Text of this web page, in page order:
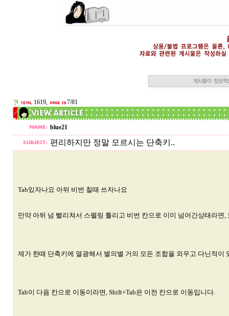
1619, 7/81
blue21
편리하지만 정말 모르시는 단축키..
Tab있자나요 아뒤 비번 칠때 쓰자나요
만약 아뒤 넘 빨리쳐서 스펠링 틀리고 비번 칸으로 이미 넘어간상태라
제가 한때 단축키에 열광해서 별의별 거의 모든 조합을 외우고 다닌적
Tab이 다음 칸으로 이동이라면, Shift+Tab은 이전 칸으로 이동입니다.